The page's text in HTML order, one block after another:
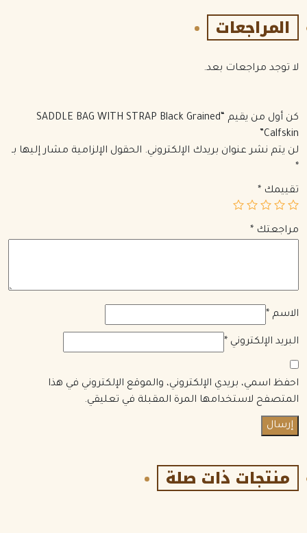
المراجعات
لا توجد مراجعات بعد.
كن أول من يقيم “SADDLE BAG WITH STRAP Black Grained
Calfskin”
لن يتم نشر عنوان بريدك الإلكتروني. الحقول الإلزامية مشار إليها بـ
*
تقييمك *
مراجعتك *
الاسم *
البريد الإلكتروني *
احفظ اسمي، بريدي الإلكتروني، والموقع الإلكتروني في هذا
المتصفح لاستخدامها المرة المقبلة في تعليقي.
منتجات ذات صلة